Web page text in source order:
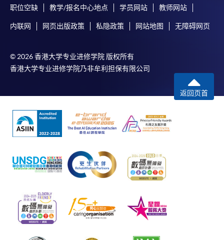
职位空缺 教学/报名中心地点 学员网站 教师网站
内联网 网页出版政策 私隐政策 网站地图 无障碍网页
© 2026 香港大学专业进修学院 版权所有
香港大学专业进修学院乃非牟利担保有限公司
返回页首